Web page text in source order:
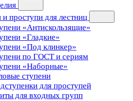
проступи для лестниц
«Антискользящие»
«Гладкие»
«Под клинкер»
по ГОСТ и сериям
«Наборные»
ступени
для проступей
для входных групп